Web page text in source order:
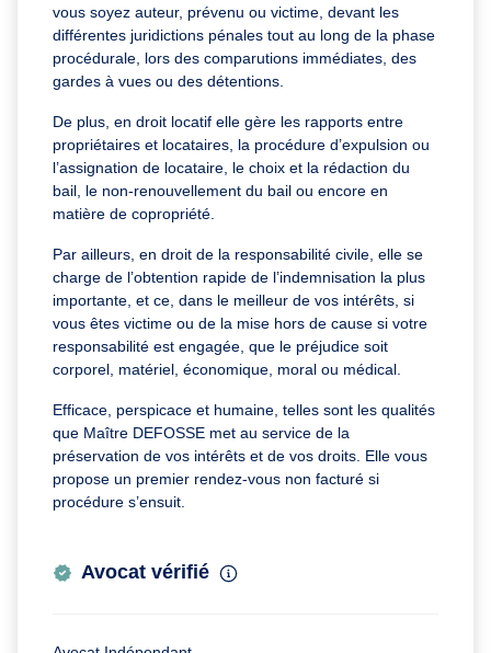
vous soyez auteur, prévenu ou victime, devant les
différentes juridictions pénales tout au long de la phase
procédurale, lors des comparutions immédiates, des
gardes à vues ou des détentions.
De plus, en droit locatif elle gère les rapports entre
propriétaires et locataires, la procédure d’expulsion ou
l’assignation de locataire, le choix et la rédaction du
bail, le non-renouvellement du bail ou encore en
matière de copropriété.
Par ailleurs, en droit de la responsabilité civile, elle se
charge de l’obtention rapide de l’indemnisation la plus
importante, et ce, dans le meilleur de vos intérêts, si
vous êtes victime ou de la mise hors de cause si votre
responsabilité est engagée, que le préjudice soit
corporel, matériel, économique, moral ou médical.
Efficace, perspicace et humaine, telles sont les qualités
que Maître DEFOSSE met au service de la
préservation de vos intérêts et de vos droits. Elle vous
propose un premier rendez-vous non facturé si
procédure s’ensuit.
Avocat vérifié